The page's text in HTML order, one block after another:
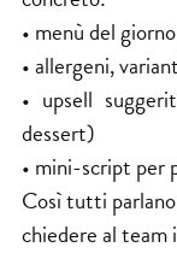
• menù del
• allergeni,
• upsell
dessert)
• mini-script per
Così tutti
chiedere al